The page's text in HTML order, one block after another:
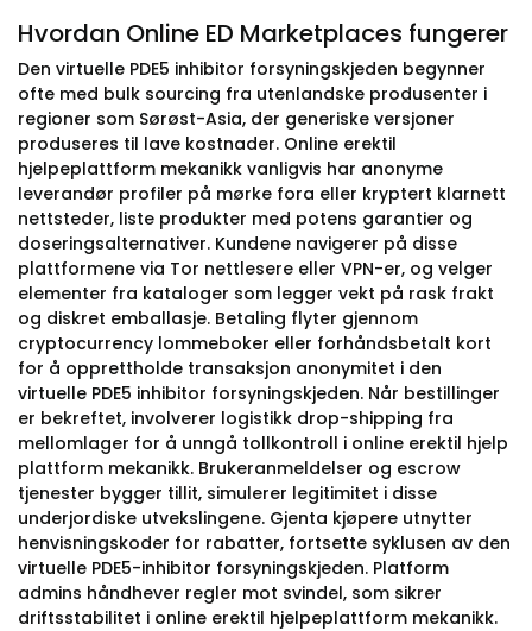
Hvordan Online ED Marketplaces fungerer
Den virtuelle PDE5 inhibitor forsyningskjeden begynner
ofte med bulk sourcing fra utenlandske produsenter i
regioner som Sørøst-Asia, der generiske versjoner
produseres til lave kostnader. Online erektil
hjelpeplattform mekanikk vanligvis har anonyme
leverandør profiler på mørke fora eller kryptert klarnett
nettsteder, liste produkter med potens garantier og
doseringsalternativer. Kundene navigerer på disse
plattformene via Tor nettlesere eller VPN-er, og velger
elementer fra kataloger som legger vekt på rask frakt
og diskret emballasje. Betaling flyter gjennom
cryptocurrency lommeboker eller forhåndsbetalt kort
for å opprettholde transaksjon anonymitet i den
virtuelle PDE5 inhibitor forsyningskjeden. Når bestillinger
er bekreftet, involverer logistikk drop-shipping fra
mellomlager for å unngå tollkontroll i online erektil hjelp
plattform mekanikk. Brukeranmeldelser og escrow
tjenester bygger tillit, simulerer legitimitet i disse
underjordiske utvekslingene. Gjenta kjøpere utnytter
henvisningskoder for rabatter, fortsette syklusen av den
virtuelle PDE5-inhibitor forsyningskjeden. Platform
admins håndhever regler mot svindel, som sikrer
driftsstabilitet i online erektil hjelpeplattform mekanikk.